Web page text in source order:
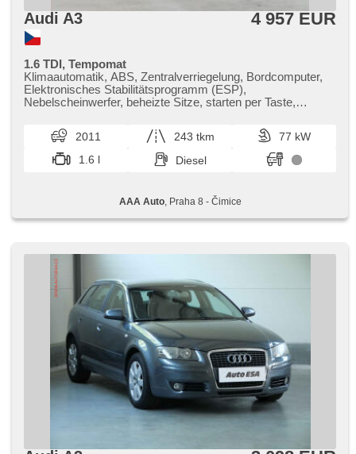
Audi A3 4 957 EUR
1.6 TDI, Tempomat
Klimaautomatik, ABS, Zentralverriegelung, Bordcomputer,
Elektronisches Stabilitätsprogramm (ESP),
Nebelscheinwerfer, beheizte Sitze, starten per Taste,
Handgetriebe
2011 243 tkm
77 kW
1.6 l
Diesel
AAA Auto, Praha 8 - Čimice